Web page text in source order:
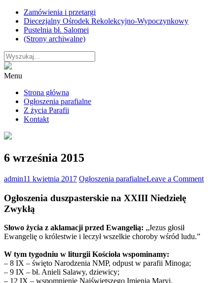
Skip
content
Zamówienia i przetargi
Diecezjalny Ośrodek Rekolekcyjno-Wypoczynkowy
Pustelnia bł. Salomei
(Strony archiwalne)
Menu
Strona główna
Ogłoszenia parafialne
Z życia Parafii
Kontakt
6 września 2015
admin11 kwietnia 2017 Ogłoszenia parafialneLeave a Commenton
Ogłoszenia duszpasterskie na XXIII Niedzielę
Zwykłą
Słowo życia z aklamacji przed Ewangelią: „Jezus głosił
Ewangelię o królestwie i leczył wszelkie choroby wśród ludu.”
W tym tygodniu w liturgii Kościoła wspominamy:
– 8 IX – święto Narodzenia NMP, odpust w parafii Minoga;
– 9 IX – bł. Anieli Salawy, dziewicy;
– 12 IX – wspomnienie Najświętszego Imienia Maryi.